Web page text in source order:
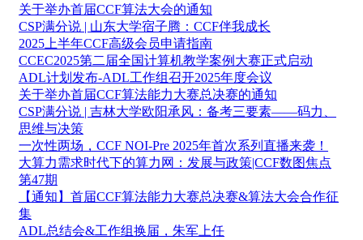
关于举办首届CCF算法大会的通知
CSP满分说 | 山东大学宿子腾：CCF伴我成长
2025上半年CCF高级会员申请指南
CCEC2025第二届全国计算机教学案例大赛正式启动
ADL计划发布-ADL工作组召开2025年度会议
关于举办首届CCF算法能力大赛总决赛的通知
CSP满分说 | 吉林大学欧阳承风：备考三要素——码力、
思维与决策
一次性两场，CCF NOI-Pre 2025年首次系列直播来袭！
大算力需求时代下的算力网：发展与政策|CCF数图焦点
第47期
【通知】首届CCF算法能力大赛总决赛&算法大会合作征
集
ADL总结会&工作组换届，朱军上任